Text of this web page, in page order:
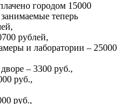
городом 15000
теперь
рублей,
и лаборатории – 25000
– 3300 руб.,
руб.,
руб.,